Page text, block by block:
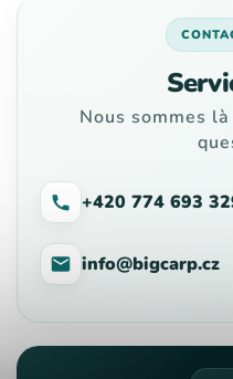
Nous sommes
+420 774 693
info@bigcarp.cz